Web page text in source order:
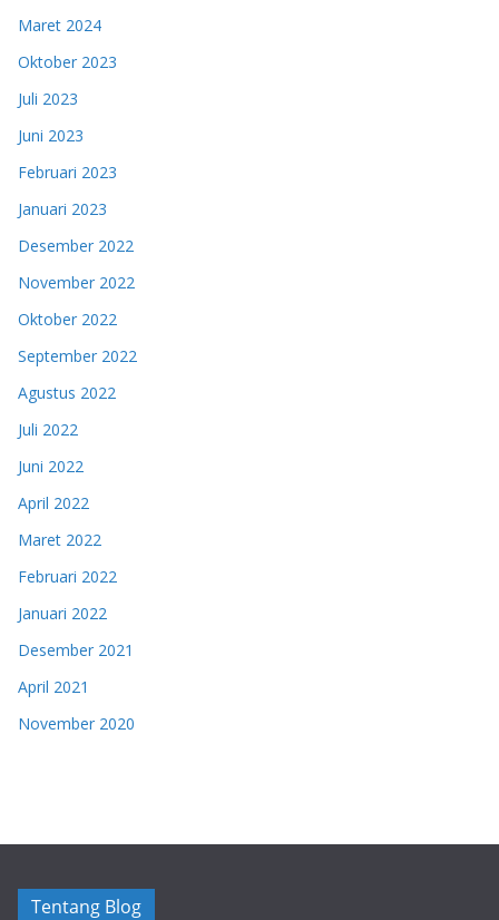
Maret 2024
Oktober 2023
Juli 2023
Juni 2023
Februari 2023
Januari 2023
Desember 2022
November 2022
Oktober 2022
September 2022
Agustus 2022
Juli 2022
Juni 2022
April 2022
Maret 2022
Februari 2022
Januari 2022
Desember 2021
April 2021
November 2020
Tentang Blog